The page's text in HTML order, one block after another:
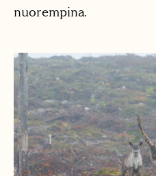
nuorempina.